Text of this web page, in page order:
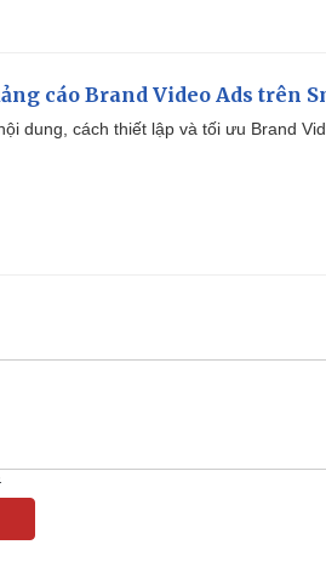
cáo Brand Video Ads trên
dung, cách thiết lập và tối ưu Brand